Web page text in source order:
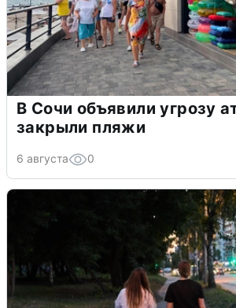
В Сочи объявили угрозу
закрыли пляжи
6 августа 0